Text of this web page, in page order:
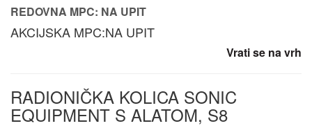
REDOVNA MPC: NA UPIT
AKCIJSKA MPC:NA UPIT
Vrati se na vrh
RADIONIČKA KOLICA SONIC
EQUIPMENT S ALATOM, S8